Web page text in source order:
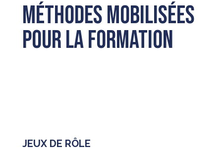
Méthodes mobilisées
pour la formation
JEUX DE RÔLE